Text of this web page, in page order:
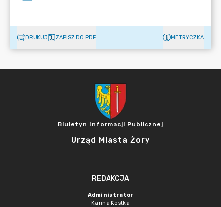
DRUKUJ ZAPISZ DO PDF METRYCZKA
Biuletyn Informacji Publicznej
Urząd Miasta Żory
REDAKCJA
Administrator
Karina Kostka